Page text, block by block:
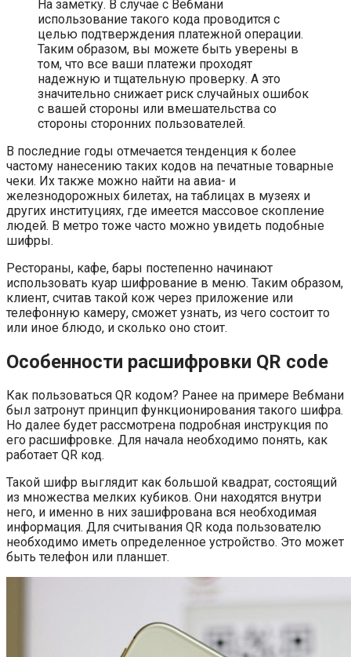
На заметку. В случае с Вебмани
использование такого кода проводится с
целью подтверждения платежной операции.
Таким образом, вы можете быть уверены в
том, что все ваши платежи проходят
надежную и тщательную проверку. А это
значительно снижает риск случайных ошибок
с вашей стороны или вмешательства со
стороны сторонних пользователей.
В последние годы отмечается тенденция к более
частому нанесению таких кодов на печатные товарные
чеки. Их также можно найти на авиа- и
железнодорожных билетах, на таблицах в музеях и
других институциях, где имеется массовое скопление
людей. В метро тоже часто можно увидеть подобные
шифры.
Рестораны, кафе, бары постепенно начинают
использовать куар шифрование в меню. Таким образом,
клиент, считав такой кож через приложение или
телефонную камеру, сможет узнать, из чего состоит то
или иное блюдо, и сколько оно стоит.
Особенности расшифровки QR code
Как пользоваться QR кодом? Ранее на примере Вебмани
был затронут принцип функционирования такого шифра.
Но далее будет рассмотрена подробная инструкция по
его расшифровке. Для начала необходимо понять, как
работает QR код.
Такой шифр выглядит как большой квадрат, состоящий
из множества мелких кубиков. Они находятся внутри
него, и именно в них зашифрована вся необходимая
информация. Для считывания QR кода пользователю
необходимо иметь определенное устройство. Это может
быть телефон или планшет.